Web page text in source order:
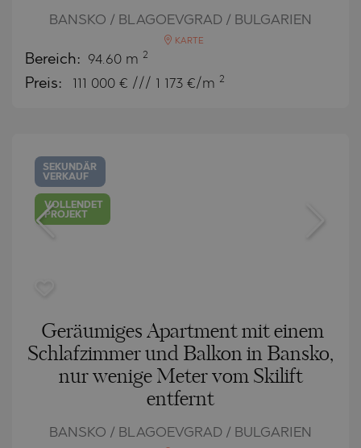
BANSKO / BLAGOEVGRAD / BULGARIEN
KARTE
Bereich: 94.60 m 2
Preis: 111 000 € /// 1 173 €/m 2
SEKUNDÄR
VERKAUF
VOLLENDET
PROJEKT
Geräumiges Apartment mit einem
Schlafzimmer und Balkon in Bansko,
nur wenige Meter vom Skilift
entfernt
BANSKO / BLAGOEVGRAD / BULGARIEN